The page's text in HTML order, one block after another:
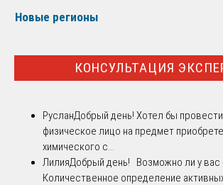
Новые регионы
КОНСУЛЬТАЦИЯ
РусланДобрый день! Хотел бы провести
физическое лицо на предмет
химического с...
ЛилияДобрый день! Возможно ли у вас
Количественное определение